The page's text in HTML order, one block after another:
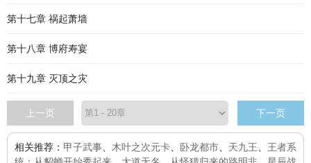
第十七章 祸起萧墙
第十八章 博府寿宴
第十九章 灭顶之灾
上一页 下一页
相关推荐： 甲子武事 木叶之次元卡 卧龙都市 天九王
王者系